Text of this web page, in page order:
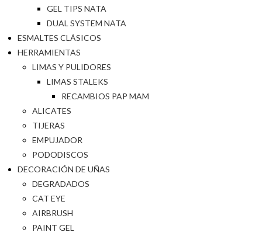
GEL TIPS NATA
DUAL SYSTEM NATA
ESMALTES CLÁSICOS
HERRAMIENTAS
LIMAS Y PULIDORES
LIMAS STALEKS
RECAMBIOS PAP MAM
ALICATES
TIJERAS
EMPUJADOR
PODODISCOS
DECORACIÓN DE UÑAS
DEGRADADOS
CAT EYE
AIRBRUSH
PAINT GEL